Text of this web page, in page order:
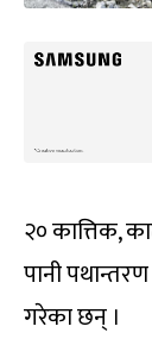
२० कात्तिक,
पानी
गरेका छन् ।